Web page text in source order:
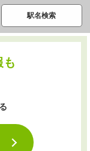
駅名検索
も